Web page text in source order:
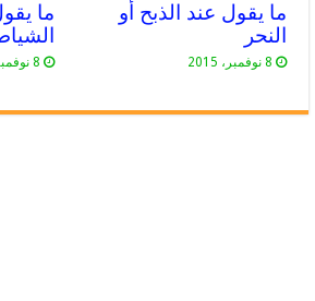
ما يقول عند الذبح أو
النحر
8 نوفمبر، 2015
ما
8 نوفمبر، 2015